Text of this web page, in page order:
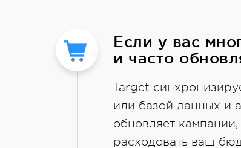
Если у вас
и часто
Target
или базой данных и
обновляет
расходовать ваш